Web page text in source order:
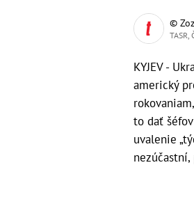
©
TASR,
KYJEV -
americký
to dať
uvalenie